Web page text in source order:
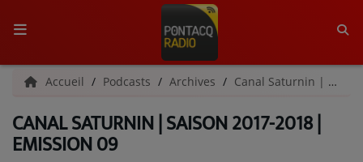
ACCUEIL
RADIO
Accueil Podcasts Archives Canal Saturnin | Archives
CANAL SATURNIN | SAISON 2017-2018 |
EMISSION 09